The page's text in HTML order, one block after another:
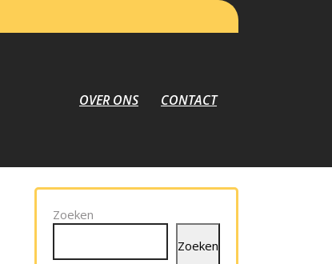
OVER ONS CONTACT
Zoeken
Zoeken